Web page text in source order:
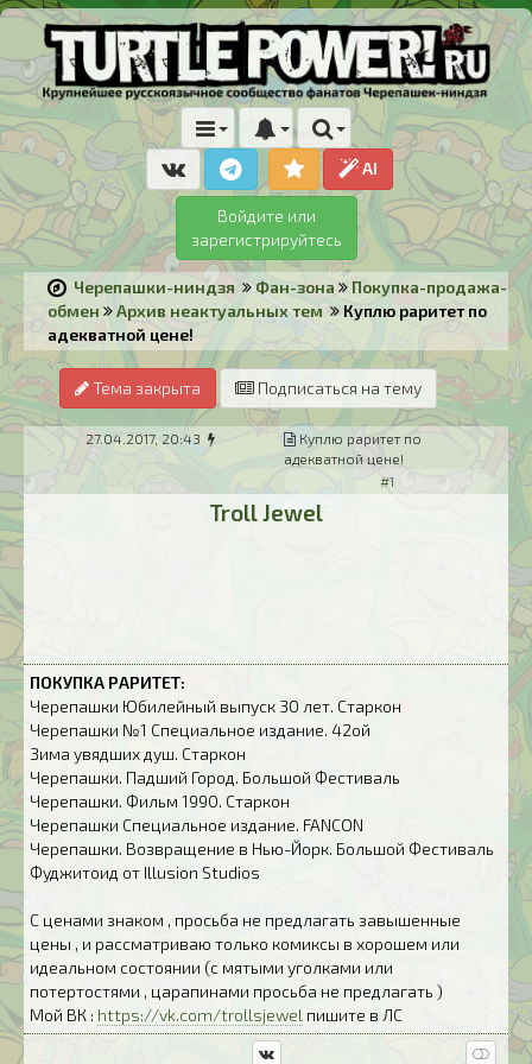
AI
Войдите или
зарегистрируйтесь
Черепашки-ниндзя Фан-зона
Покупка-продажа-
обмен
Архив неактуальных тем
Куплю раритет по
адекватной цене!
Тема закрыта Подписаться на тему
27.04.2017, 20:43
Куплю раритет по
адекватной цене!
#1
Troll Jewel
ПОКУПКА РАРИТЕТ:
Черепашки Юбилейный выпуск 30 лет. Старкон
Черепашки №1 Специальное издание. 42ой
Зима увядших душ. Старкон
Черепашки. Падший Город. Большой Фестиваль
Черепашки. Фильм 1990. Старкон
Черепашки Специальное издание. FANCON
Черепашки. Возвращение в Нью-Йорк. Большой Фестиваль
Фуджитоид от Illusion Studios
С ценами знаком , просьба не предлагать завышенные
цены , и рассматриваю только комиксы в хорошем или
идеальном состоянии (с мятыми уголками или
потертостями , царапинами просьба не предлагать )
Мой ВК : https://vk.com/trollsjewel пишите в ЛС